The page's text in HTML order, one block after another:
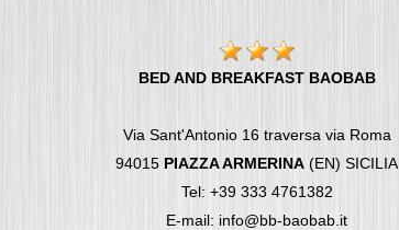
BED AND BREAKFAST BAOBAB
Via Sant'Antonio 16 traversa via Roma
94015 PIAZZA ARMERINA (EN) SICILIA
Tel: +39 333 4761382
E-mail: info@bb-baobab.it